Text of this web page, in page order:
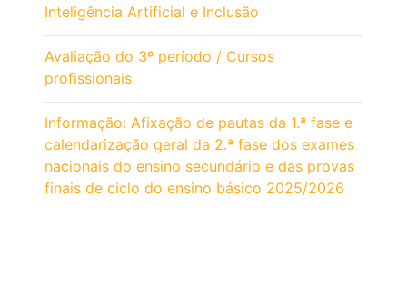
Inteligência Artificial e Inclusão
Avaliação do 3º período / Cursos
profissionais
Informação: Afixação de pautas da 1.ª fase e
calendarização geral da 2.ª fase dos exames
nacionais do ensino secundário e das provas
finais de ciclo do ensino básico 2025/2026